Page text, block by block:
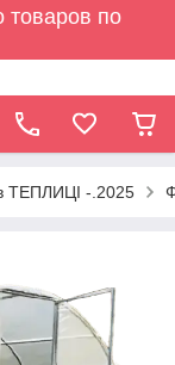
товаров по
ТЕПЛИЦІ -.2025